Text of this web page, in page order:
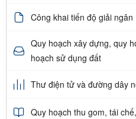
Công khai tiến độ giải ngân
Quy hoạch xây dựng, quy
hoạch sử dụng đất
Thư điện tử và đường dây
Quy hoạch thu gom, tái